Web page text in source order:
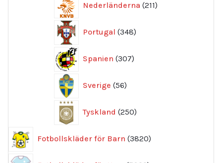
Nederländerna 211
produkter
Portugal 348
produkter
Spanien 307
produkter
Sverige 56
produkter
Tyskland 250
produkter
Fotbollskläder för Barn 3820
produkter